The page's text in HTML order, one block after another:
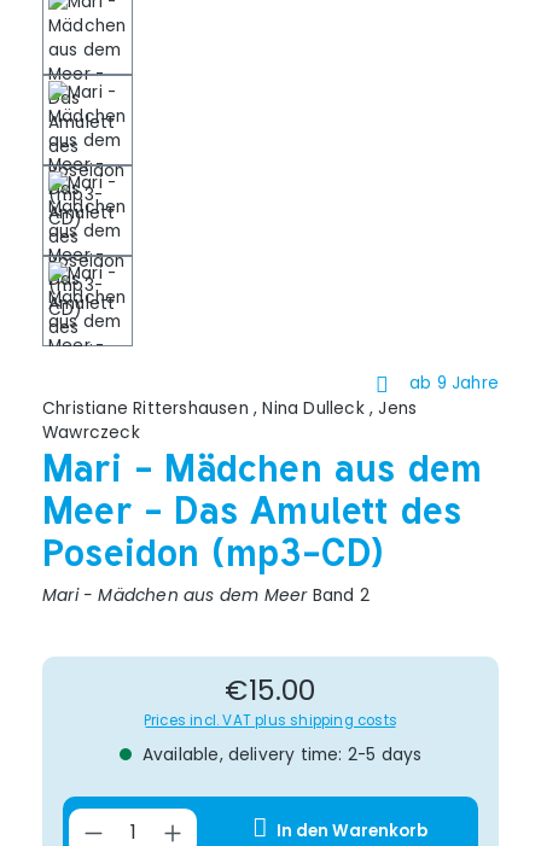
ab 9 Jahre
Christiane Rittershausen ,Nina Dulleck,Jens
Wawrczeck
Mari - Mädchen aus dem
Meer - Das Amulett des
Poseidon (mp3-CD)
Mari - Mädchen aus dem Meer Band 2
Regular price:
€15.00
Prices incl. VAT plus shipping costs
Available, delivery time: 2-5 days
Product Quantity: Enter the
In den Warenkorb